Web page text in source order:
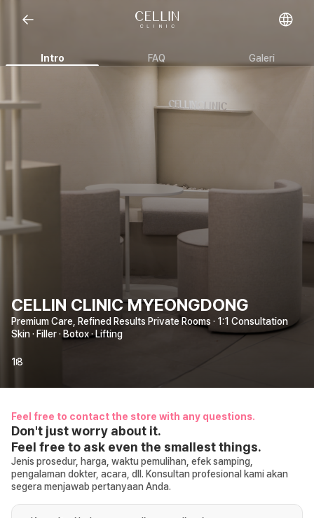
Intro FAQ Galeri
CELLIN CLINIC MYEONGDONG
Premium Care, Refined Results Private Rooms · 1:1 Consultation
Skin · Filler · Botox · Lifting
1 8
Feel free to contact the store with any questions.
Don't just worry about it.
Feel free to ask even the smallest things.
Jenis prosedur, harga, waktu pemulihan, efek samping,
pengalaman dokter, acara, dll. Konsultan profesional kami akan
segera menjawab pertanyaan Anda.